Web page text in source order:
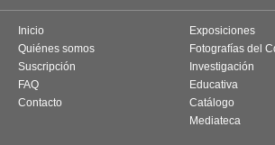
Inicio
Quiénes somos
Suscripción
FAQ
Contacto
Exposiciones
Fotografías del
Investigación
Educativa
Catálogo
Mediateca